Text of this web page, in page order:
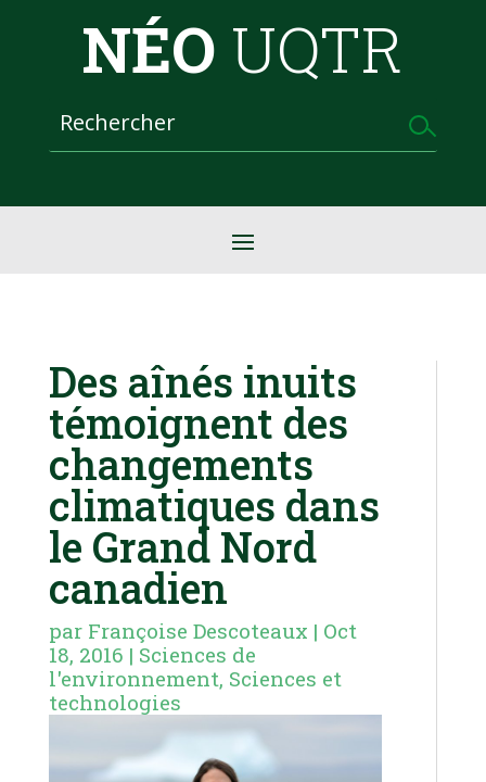
NÉO UQTR
Des aînés inuits
témoignent des
changements
climatiques dans
le Grand Nord
canadien
par Françoise Descoteaux | Oct
18, 2016 | Sciences de
l'environnement, Sciences et
technologies